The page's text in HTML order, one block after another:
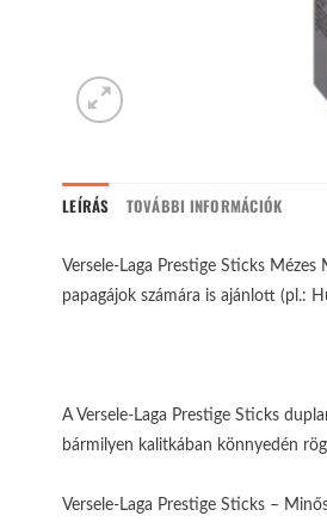
LEÍRÁS TOVÁBBI INFORMÁCIÓK
Versele-Laga Prestige Sticks
papagájok számára is ajánlott (pl.:
A Versele-Laga Prestige Sticks
bármilyen kalitkában könnyedén
Versele-Laga Prestige Sticks –